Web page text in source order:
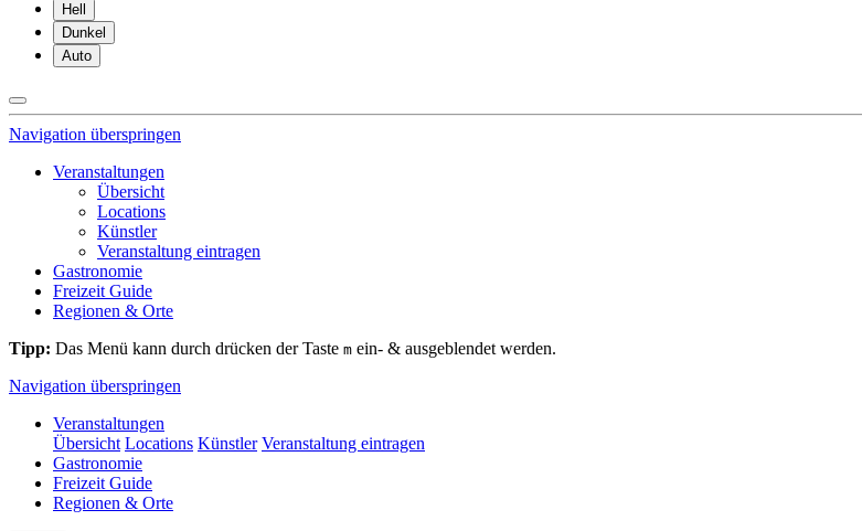
Hell
Dunkel
Auto
Navigation überspringen
Veranstaltungen
Übersicht
Locations
Künstler
Veranstaltung eintragen
Gastronomie
Freizeit Guide
Regionen & Orte
Tipp: Das Menü kann durch drücken der Taste m ein- & ausgeblendet werden.
Navigation überspringen
Veranstaltungen
Übersicht Locations Künstler Veranstaltung eintragen
Gastronomie
Freizeit Guide
Regionen & Orte